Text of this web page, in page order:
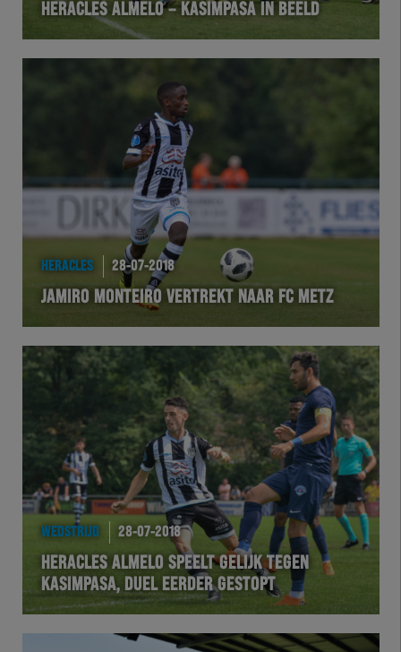
HERACLES ALMELO – KASIMPASA IN BEELD
HERACLES 28-07-2018
JAMIRO MONTEIRO VERTREKT NAAR FC METZ
WEDSTRIJD 28-07-2018
HERACLES ALMELO SPEELT GELIJK TEGEN
KASIMPASA, DUEL EERDER GESTOPT